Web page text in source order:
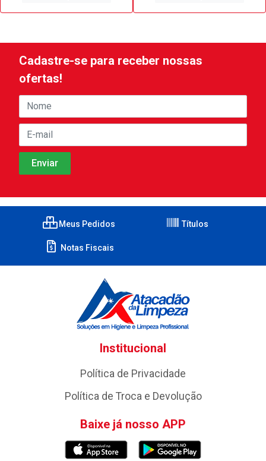
Cadastre-se para receber nossas
ofertas!
Meus Pedidos Títulos
Notas Fiscais
Institucional
Política de Privacidade
Política de Troca e Devolução
Baixe já nosso APP